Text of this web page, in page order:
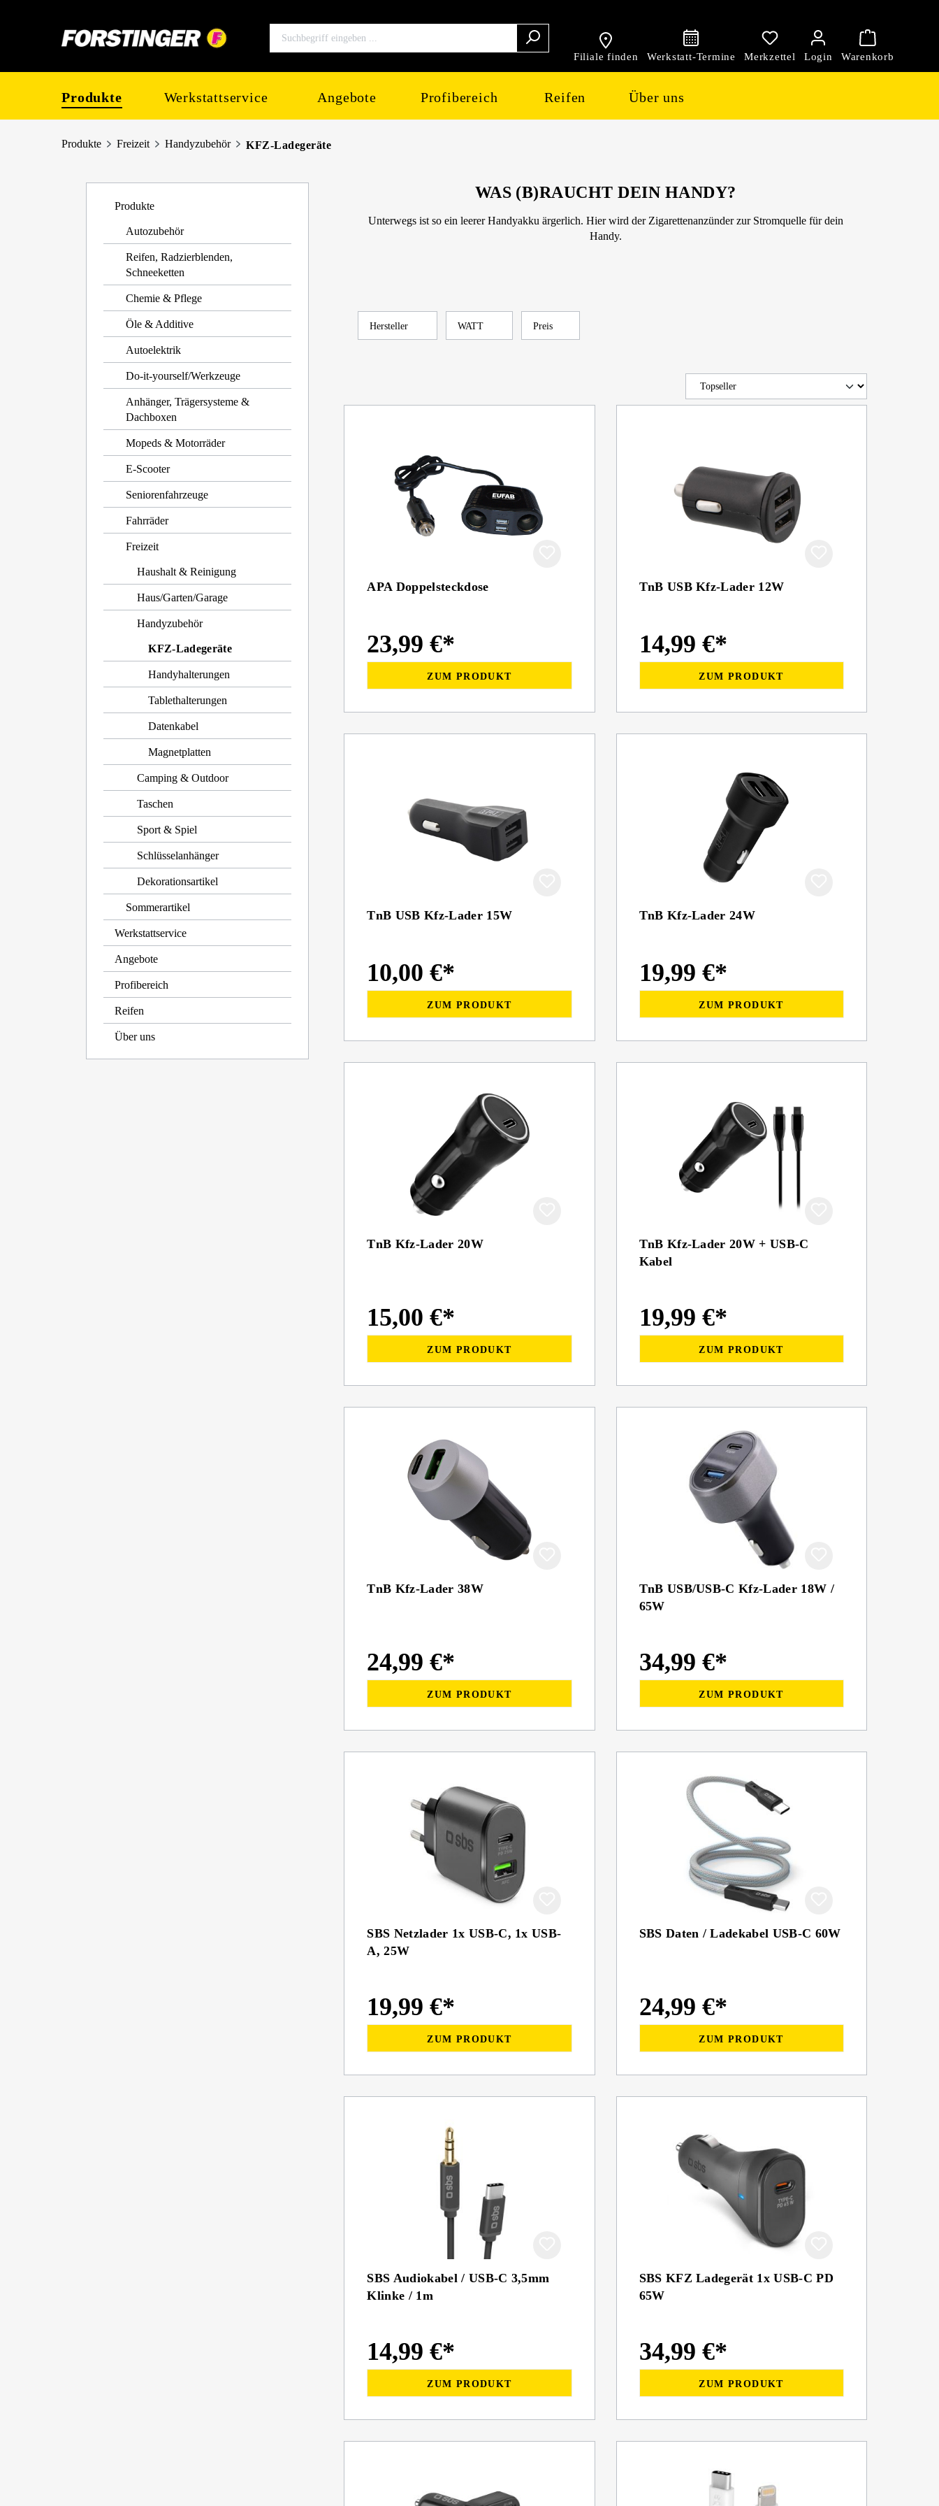
Filiale finden
Produkte Werkstattservice Angebote Profibereich Reifen Über uns
Produkte Freizeit Handyzubehör KFZ-Ladegeräte
Produkte
Autozubehör
Reifen, Radzierblenden,
Schneeketten
Chemie & Pflege
Öle & Additive
Autoelektrik
Do-it-yourself/Werkzeuge
Anhänger, Trägersysteme &
Dachboxen
Mopeds & Motorräder
E-Scooter
Seniorenfahrzeuge
Fahrräder
Freizeit
Haushalt & Reinigung
Haus/Garten/Garage
Handyzubehör
KFZ-Ladegeräte
Handyhalterungen
Tablethalterungen
Datenkabel
Magnetplatten
Camping & Outdoor
Taschen
Sport & Spiel
Schlüsselanhänger
Dekorationsartikel
Sommerartikel
Werkstattservice
Angebote
Profibereich
Reifen
Über uns
WAS (B)RAUCHT DEIN HANDY?
Unterwegs ist so ein leerer Handyakku ärgerlich. Hier wird der Zigarettenanzünder zur Stromquelle für dein
Handy.
Hersteller WATT Preis
APA Doppelsteckdose
23,99 €*
ZUM PRODUKT
TnB USB Kfz-Lader 12W
14,99 €*
ZUM PRODUKT
TnB USB Kfz-Lader 15W
10,00 €*
ZUM PRODUKT
TnB Kfz-Lader 24W
19,99 €*
ZUM PRODUKT
TnB Kfz-Lader 20W
15,00 €*
ZUM PRODUKT
TnB Kfz-Lader 20W + USB-C
Kabel
19,99 €*
ZUM PRODUKT
TnB Kfz-Lader 38W
24,99 €*
ZUM PRODUKT
TnB USB/USB-C Kfz-Lader 18W /
65W
34,99 €*
ZUM PRODUKT
SBS Netzlader 1x USB-C, 1x USB-
A, 25W
19,99 €*
ZUM PRODUKT
SBS Daten / Ladekabel USB-C 60W
24,99 €*
ZUM PRODUKT
SBS Audiokabel / USB-C 3,5mm
Klinke / 1m
14,99 €*
ZUM PRODUKT
SBS KFZ Ladegerät 1x USB-C PD
65W
34,99 €*
ZUM PRODUKT